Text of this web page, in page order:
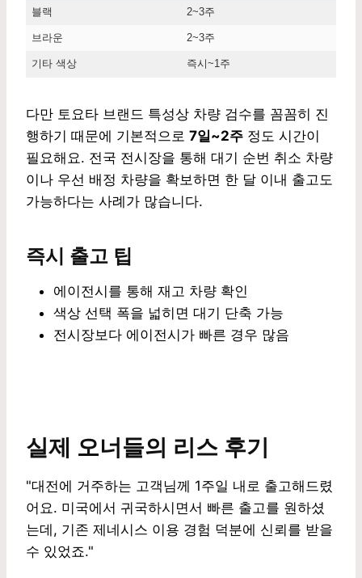
블랙 2~3주
브라운 2~3주
기타 색상 즉시~1주
다만 토요타 브랜드 특성상 차량 검수를 꼼꼼히 진
행하기 때문에 기본적으로 7일~2주 정도 시간이
필요해요. 전국 전시장을 통해 대기 순번 취소 차량
이나 우선 배정 차량을 확보하면 한 달 이내 출고도
가능하다는 사례가 많습니다.
즉시 출고 팁
에이전시를 통해 재고 차량 확인
색상 선택 폭을 넓히면 대기 단축 가능
전시장보다 에이전시가 빠른 경우 많음
실제 오너들의 리스 후기
"대전에 거주하는 고객님께 1주일 내로 출고해드렸
어요. 미국에서 귀국하시면서 빠른 출고를 원하셨
는데, 기존 제네시스 이용 경험 덕분에 신뢰를 받을
수 있었죠."